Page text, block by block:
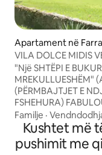
Apartament në
o
VILA DOLCE MIDIS
DOLOMITEVE
"Një SHTËPI E
MREKULLUESHËM"
(PËRMBAJTJET E
FSHEHURA)
fantastike ....
fantastike dhe
AUS -
FSHEHUR) E
Familje ·
Kushtet më
pushimit me